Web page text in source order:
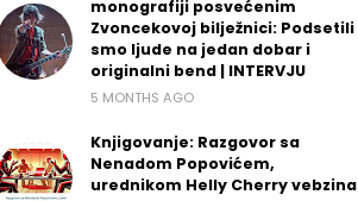
monografiji posvećenim
Zvoncekovoj bilježnici: Podsetili
smo ljude na jedan dobar i
originalni bend | INTERVJU
5 MONTHS AGO
Knjigovanje: Razgovor sa
Nenadom Popovićem,
urednikom Helly Cherry vebzina